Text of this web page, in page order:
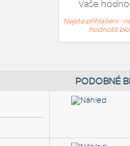
Vaše
Nejste přihlášeni -
hodnotit